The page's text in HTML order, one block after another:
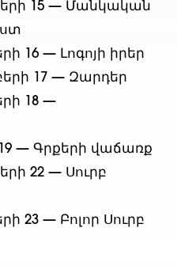
15 — Մանկական
16 — Լոգոյի իրեր
17 — Զարդեր
18 —
— Գրքերի վաճառք
22 — Սուրբ
23 — Բոլոր Սուրբ